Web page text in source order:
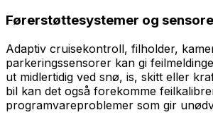
Førerstøttesystemer og
Adaptiv cruisekontroll, filholder,
parkeringssensorer kan gi
ut midlertidig ved snø, is, skitt eller
bil kan det også forekomme
programvareproblemer som gir